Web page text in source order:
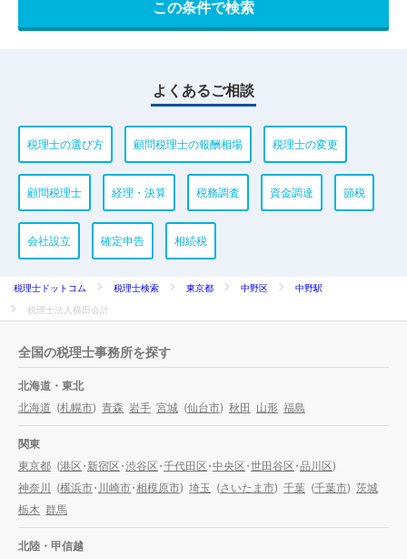
よくあるご相談
税理士の選び方 顧問税理士の報酬相場 税理士の変更
顧問税理士 経理・決算 税務調査 資金調達 節税
会社設立 確定申告 相続税
税理士ドットコム 税理士検索 東京都 中野区
中野駅
税理士法人横田会計
全国の税理士事務所を探す
北海道・東北
北海道 (札幌市) 青森 岩手 宮城 (仙台市) 秋田 山形 福島
関東
東京都 (港区・新宿区・渋谷区・千代田区・中央区・世田谷区・品川区)
神奈川 (横浜市・川崎市・相模原市) 埼玉 (さいたま市) 千葉 (千葉市) 茨城
栃木 群馬
北陸・甲信越